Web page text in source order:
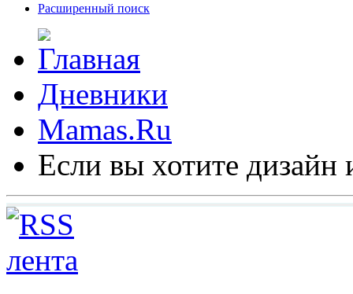
Расширенный поиск
Дневники
Mamas.Ru
Если вы хотите